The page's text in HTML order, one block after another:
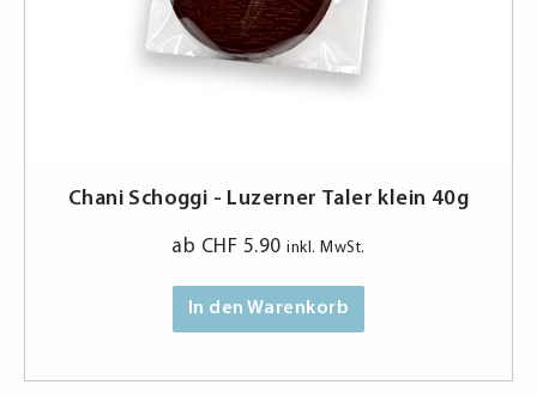
Chani Schoggi - Luzerner Taler klein 40g
ab CHF 5.90 inkl. MwSt.
In den Warenkorb